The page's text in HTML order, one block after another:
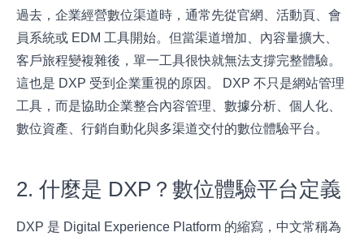
過去，企業經營數位渠道時，通常先從官網、活動頁、會
員系統或 EDM 工具開始。但當渠道增加、內容量擴大、
客戶旅程變複雜後，單一工具很快就無法支撐完整體驗。
這也是 DXP 受到企業重視的原因。 DXP 不只是網站管理
工具，而是協助企業整合內容管理、數據分析、個人化、
數位資產、行銷自動化與多渠道交付的數位體驗平台。
2. 什麼是 DXP？數位體驗平台定義
DXP 是 Digital Experience Platform 的縮寫，中文常稱為